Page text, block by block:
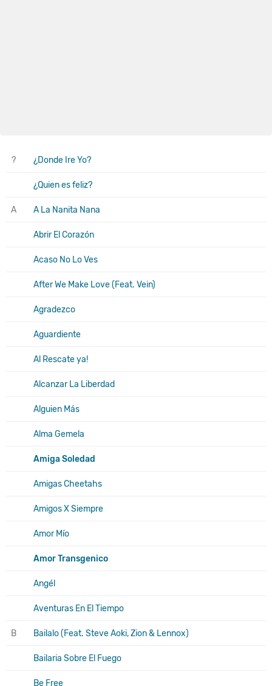
? ¿Donde Ire Yo?
¿Quien es feliz?
A A La Nanita Nana
Abrir El Corazón
Acaso No Lo Ves
After We Make Love (Feat. Vein)
Agradezco
Aguardiente
Al Rescate ya!
Alcanzar La Liberdad
Alguien Más
Alma Gemela
Amiga Soledad
Amigas Cheetahs
Amigos X Siempre
Amor Mío
Amor Transgenico
Angél
Aventuras En El Tiempo
B Bailalo (Feat. Steve Aoki, Zion & Lennox)
Bailaria Sobre El Fuego
Be Free